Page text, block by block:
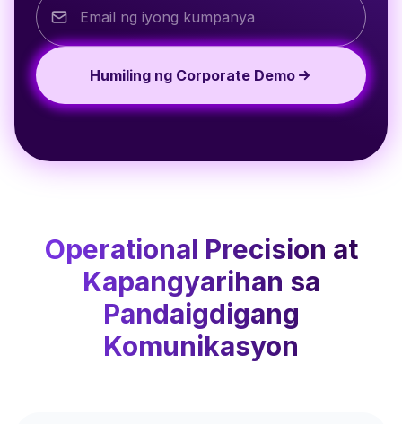
Humiling ng Corporate Demo
Operational Precision at
Kapangyarihan sa
Pandaigdigang
Komunikasyon